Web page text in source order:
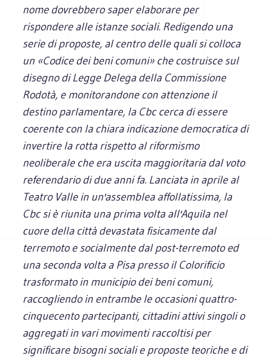
nome dovrebbero saper elaborare per
rispondere alle istanze sociali. Redigendo una
serie di proposte, al centro delle quali si colloca
un «Codice dei beni comuni» che costruisce sul
disegno di Legge Delega della Commissione
Rodotà, e monitorandone con attenzione il
destino parlamentare, la Cbc cerca di essere
coerente con la chiara indicazione democratica di
invertire la rotta rispetto al riformismo
neoliberale che era uscita maggioritaria dal voto
referendario di due anni fa. Lanciata in aprile al
Teatro Valle in un'assemblea affollatissima, la
Cbc si è riunita una prima volta all'Aquila nel
cuore della città devastata fisicamente dal
terremoto e socialmente dal post-terremoto ed
una seconda volta a Pisa presso il Colorificio
trasformato in municipio dei beni comuni,
raccogliendo in entrambe le occasioni quattro-
cinquecento partecipanti, cittadini attivi singoli o
aggregati in vari movimenti raccoltisi per
significare bisogni sociali e proposte teoriche e di